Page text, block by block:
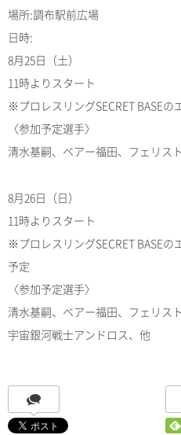
場所:調布駅前広場
日時:
8月25日（土）
11時よりスタート
※プロレスリングSECRET BASE
〈参加予定選手〉
清水基嗣、ベアー福田、フェリス
8月26日（日）
11時よりスタート
※プロレスリングSECRET BASE
予定
〈参加予定選手〉
清水基嗣、ベアー福田、フェリス
宇宙銀河戦士アンドロス、他